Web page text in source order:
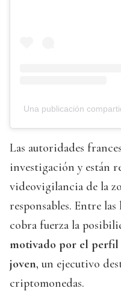
Una publicación
Las autoridades
investigación y están
videovigilancia de la
responsables. Entre
cobra fuerza la
motivado por el perfil
joven, un ejecutivo
criptomonedas.